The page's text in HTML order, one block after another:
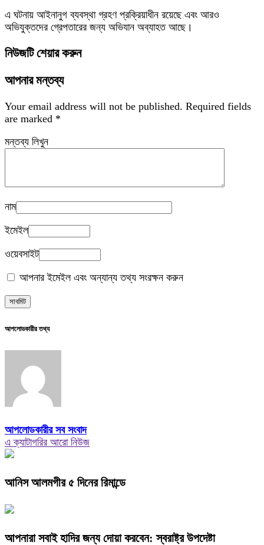
এ ঘটনায় আইনানুগ ব্যবস্থা গ্রহণ প্রক্রিয়াধীন রয়েছে এবং আরও
অভিযুক্তদের গ্রেপতারের জন্য অভিযান অব্যাহত আছে।
নিউজটি শেয়ার করুন
আপনার মন্তব্য
Your email address will not be published. Required fields
are marked *
মন্তব্য লিখুন
নাম
ইমেইল
ওয়েবসাইট
আপনার ইমেইল এবং অন্যান্য তথ্য সংরক্ষন করুন
আপলোডকারীর তথ্য
আপলোডকারীর সব সংবাদ
এ ক্যাটাগরির আরো নিউজ
আনিস আলমগীর ৫ দিনের রিমান্ডে
আপনারা সবাই হাদির জন্য দোয়া করবেন: স্বরাষ্ট্র উপদেষ্টা